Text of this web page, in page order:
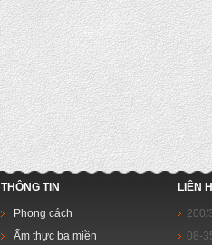
THÔNG TIN
Phong cách
Ẩm thực ba miền
LIÊN
200/
08-